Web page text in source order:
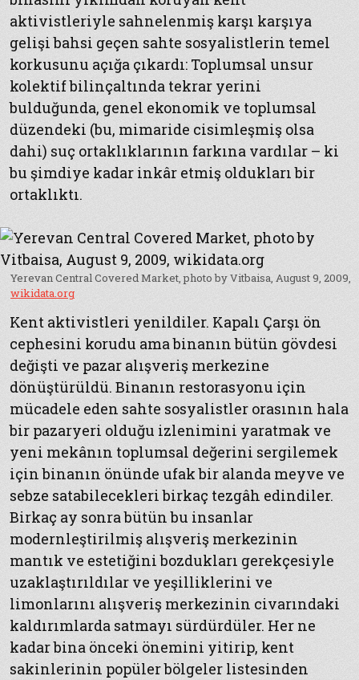
aktivistleriyle sahnelenmiş karşı karşıya
gelişi bahsi geçen sahte sosyalistlerin temel
korkusunu açığa çıkardı: Toplumsal unsur
kolektif bilinçaltında tekrar yerini
bulduğunda, genel ekonomik ve toplumsal
düzendeki (bu, mimaride cisimleşmiş olsa
dahi) suç ortaklıklarının farkına vardılar – ki
bu şimdiye kadar inkâr etmiş oldukları bir
ortaklıktı.
Yerevan Central Covered Market, photo by Vitbaisa, August 9, 2009,
wikidata.org
Kent aktivistleri yenildiler. Kapalı Çarşı ön
cephesini korudu ama binanın bütün gövdesi
değişti ve pazar alışveriş merkezine
dönüştürüldü. Binanın restorasyonu için
mücadele eden sahte sosyalistler orasının hala
bir pazaryeri olduğu izlenimini yaratmak ve
yeni mekânın toplumsal değerini sergilemek
için binanın önünde ufak bir alanda meyve ve
sebze satabilecekleri birkaç tezgâh edindiler.
Birkaç ay sonra bütün bu insanlar
modernleştirilmiş alışveriş merkezinin
mantık ve estetiğini bozdukları gerekçesiyle
uzaklaştırıldılar ve yeşilliklerini ve
limonlarını alışveriş merkezinin civarındaki
kaldırımlarda satmayı sürdürdüler. Her ne
kadar bina önceki önemini yitirip, kent
sakinlerinin popüler bölgeler listesinden